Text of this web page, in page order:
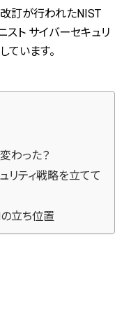
訂が行われたNIST
ト サイバーセキュリ
ています。
わった？
リティ戦略を立てて
の立ち位置